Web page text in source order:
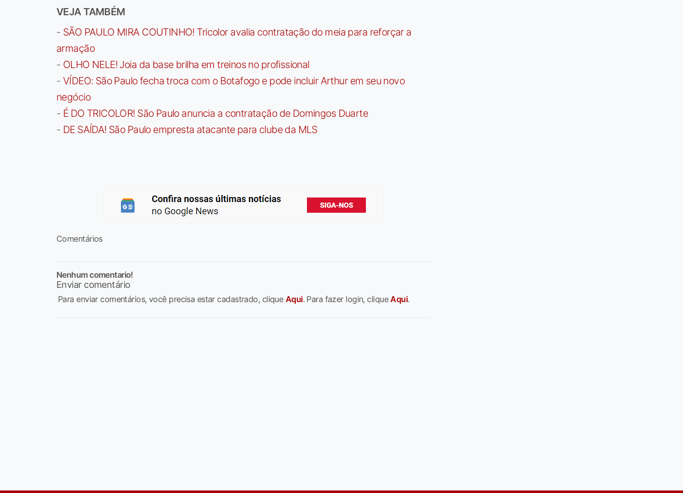
VEJA TAMBÉM
- SÃO PAULO MIRA COUTINHO! Tricolor avalia contratação do meia para reforçar a
armação
- OLHO NELE! Joia da base brilha em treinos no profissional
- VÍDEO: São Paulo fecha troca com o Botafogo e pode incluir Arthur em seu novo
negócio
- É DO TRICOLOR! São Paulo anuncia a contratação de Domingos Duarte
- DE SAÍDA! São Paulo empresta atacante para clube da MLS
Comentários
Nenhum comentario!
Enviar comentário
Para enviar comentários, você precisa estar cadastrado, clique Aqui. Para fazer login, cliqueAqui.